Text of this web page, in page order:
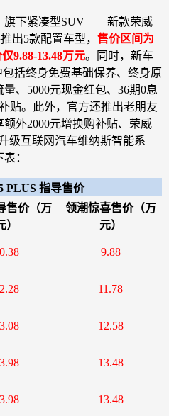
旗下紧凑型SUV——新款荣威
出5款配置车型， 售价区间为
9.88-13.48万元。同时，新车
括终身免费基础保养、终身原
、5000元现金红包、36期0息
贴。此外，官方还推出老朋友
外2000元增换购补贴、荣威
级互联网汽车维纳斯智能系
：
PLUS 指导售价
售价（万
）
领潮惊喜售价（万
元）
9.88
11.78
12.58
13.48
13.48